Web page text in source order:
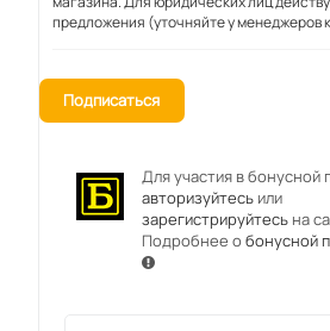
предложения (уточняйте у менеджеров
Подписаться
Для участия в бонусной
авторизуйтесьили
зарегистрируйтесьна
Подробнее обонусной